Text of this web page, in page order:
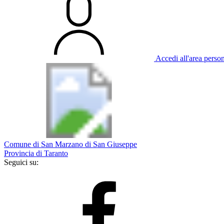
Accedi all'area
Comune di San Marzano di San Giuseppe
Provincia di Taranto
Seguici su: